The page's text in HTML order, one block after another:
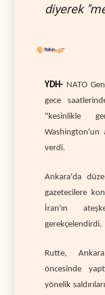
diyerek
YDH- NATO
gece
"kesinlikle
Washington'un
verdi.
Ankara'da
gazetecilere
İran'ın
gerekçelendirdi.
Rutte,
öncesinde
yönelik